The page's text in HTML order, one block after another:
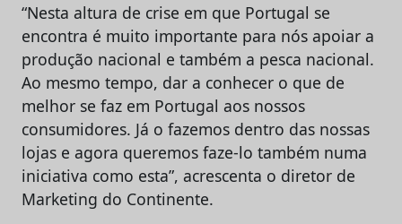
“Nesta altura de crise em que Portugal se
encontra é muito importante para nós apoiar a
produção nacional e também a pesca nacional.
Ao mesmo tempo, dar a conhecer o que de
melhor se faz em Portugal aos nossos
consumidores. Já o fazemos dentro das nossas
lojas e agora queremos faze-lo também numa
iniciativa como esta”, acrescenta o diretor de
Marketing do Continente.